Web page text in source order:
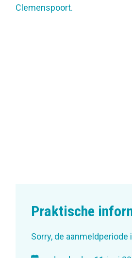
Clemenspoort.
Praktische
Sorry, de aanmeldperiode